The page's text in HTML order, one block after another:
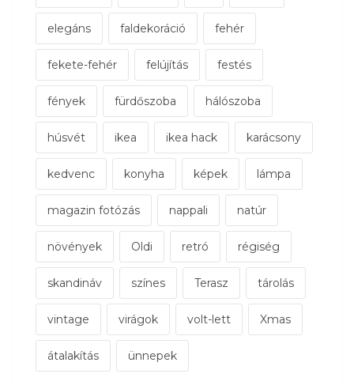
elegáns faldekoráció fehér
fekete-fehér felújítás festés
fények fürdőszoba hálószoba
húsvét ikea ikea hack karácsony
kedvenc konyha képek lámpa
magazin fotózás nappali natúr
növények Oldi retró régiség
skandináv színes Terasz tárolás
vintage virágok volt-lett Xmas
átalakítás ünnepek